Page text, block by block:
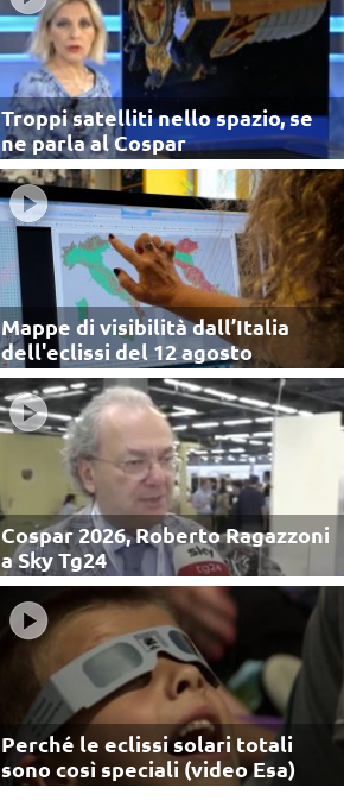
Troppi satelliti nello spazio, se
ne parla al Cospar
Mappe di visibilità dall’Italia
dell'eclissi del 12 agosto
Cospar 2026, Roberto Ragazzoni
a Sky Tg24
Perché le eclissi solari totali
sono così speciali (video Esa)